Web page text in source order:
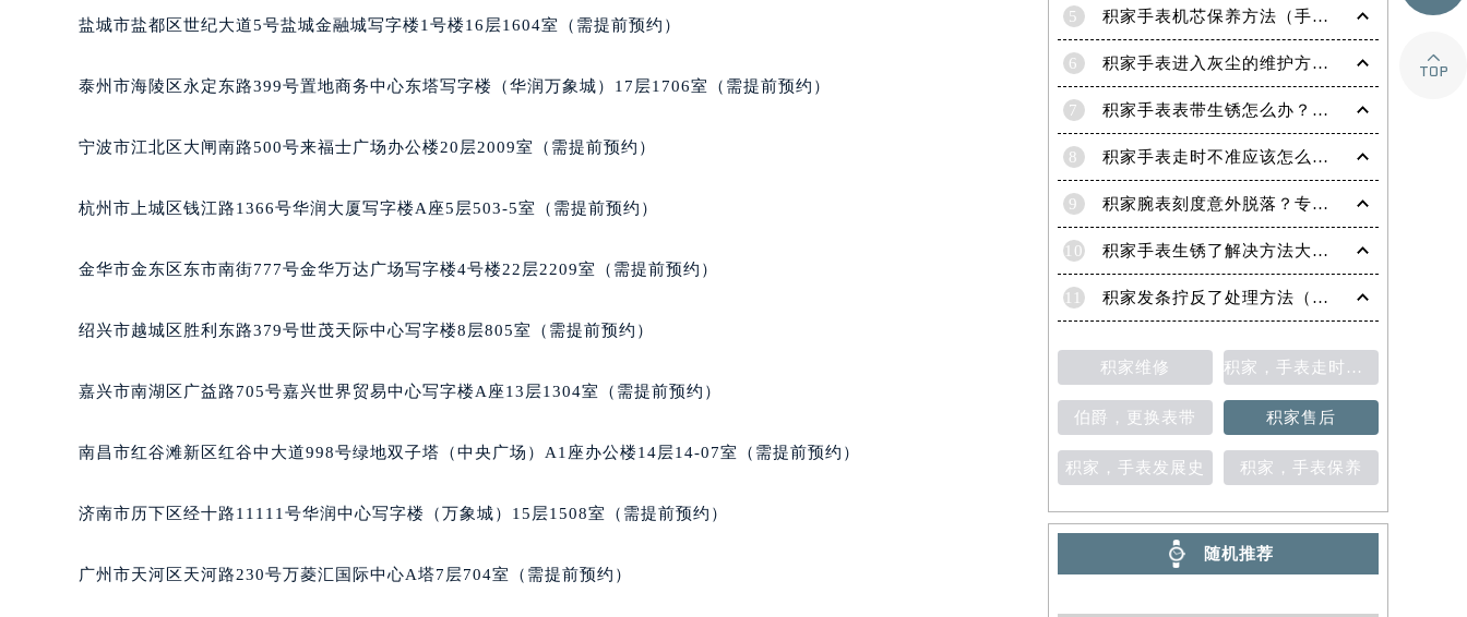
黑龙江省鹤岗市向阳区红军路积家售后服务中心（需提前预约）
黑龙江省鸡西市鸡冠区红军路积家售后服务中心（需提前预约）
黑龙江省牡丹江市东安区太平路积家售后服务中心（需提前预约）
黑龙江省齐齐哈尔市龙沙区龙华路积家售后服务中心（需提前预约）
黑龙江省绥化市北林区新华街与康庄路交叉口积家售后服务中心（需提前预约）
吉林省白城市洮北区明仁南街积家售后服务中心（需提前预约）
吉林省吉林市船营区河南街积家售后服务中心（需提前预约）
吉林省梅河口市新华街道梅河大街积家售后服务中心（需提前预约）
吉林省松原市宁江区五环大街积家售后服务中心（需提前预约）
吉林省延边市延吉市解放路积家售后服务中心（需提前预约）
盐城市盐都区世纪大道5号盐城金融城写字楼1号楼16层1604室（需提前预约）
泰州市海陵区永定东路399号置地商务中心东塔写字楼（华润万象城）17层1706室（需提前预约）
宁波市江北区大闸南路500号来福士广场办公楼20层2009室（需提前预约）
杭州市上城区钱江路1366号华润大厦写字楼A座5层503-5室（需提前预约）
金华市金东区东市南街777号金华万达广场写字楼4号楼22层2209室（需提前预约）
绍兴市越城区胜利东路379号世茂天际中心写字楼8层805室（需提前预约）
嘉兴市南湖区广益路705号嘉兴世界贸易中心写字楼A座13层1304室（需提前预约）
南昌市红谷滩新区红谷中大道998号绿地双子塔（中央广场）A1座办公楼14层14-07室（需提前预约）
济南市历下区经十路11111号华润中心写字楼（万象城）15层1508室（需提前预约）
广州市天河区天河路230号万菱汇国际中心A塔7层704室（需提前预约）
5 积家手表机芯保养方法（手表机芯正确保养方法）
6 积家手表进入灰尘的维护方法（处理办法）
7 积家手表表带生锈怎么办？（积家手表去除锈迹的四种方法）
8 积家手表走时不准应该怎么办?(走时不准的处理方法)
9 积家腕表刻度意外脱落？专业应对策略在这里
10 积家手表生锈了解决方法大全（有效保养与修复指南）
11 积家发条拧反了处理方法（手表维修的正确步骤与技巧）
积家维修 积家，手表走时不准
伯爵，更换表带 积家售后
积家，手表发展史 积家，手表保养
随机推荐
